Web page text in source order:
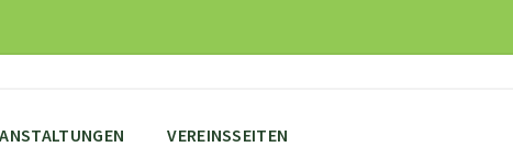
VEREINSSEITEN